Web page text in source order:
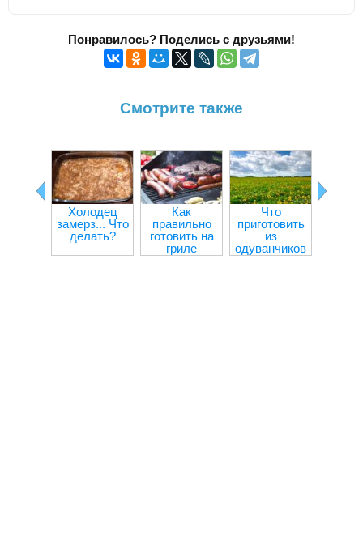
Понравилось? Поделись с друзьями!
Смотрите также
Холодец
замерз... Что
делать?
Как
правильно
готовить на
гриле
Что
приготовить
из
одуванчиков